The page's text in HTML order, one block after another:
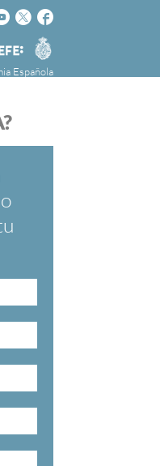
Facebook
Twitter
Agencia
EFE
Española
por
uso del
y en